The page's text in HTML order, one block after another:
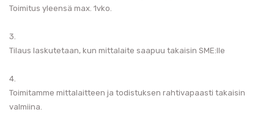
Toimitus yleensä max. 1vko.
3.
Tilaus laskutetaan, kun mittalaite saapuu takaisin SME:lle
4.
Toimitamme mittalaitteen ja todistuksen rahtivapaasti takaisin
valmiina.